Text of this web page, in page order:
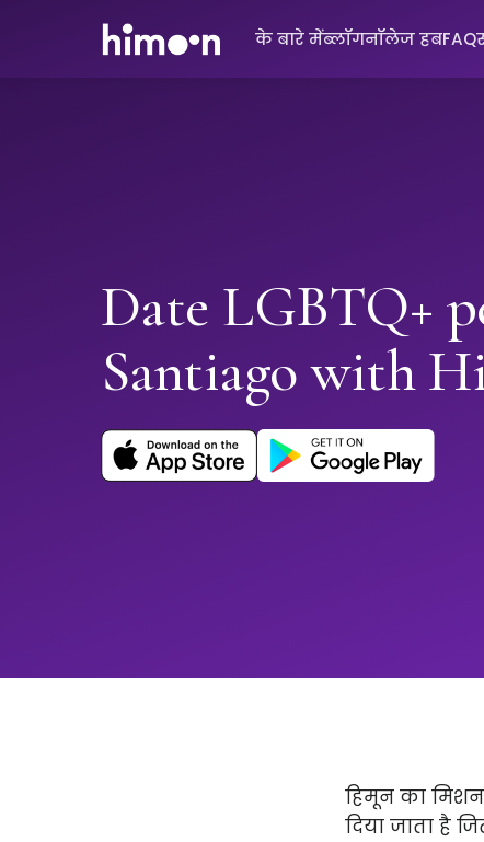
के बारे मेंब्लॉगनॉलेज हबFAQ
Date LGBTQ+
Santiago with
हिमून का
दिया जाता है